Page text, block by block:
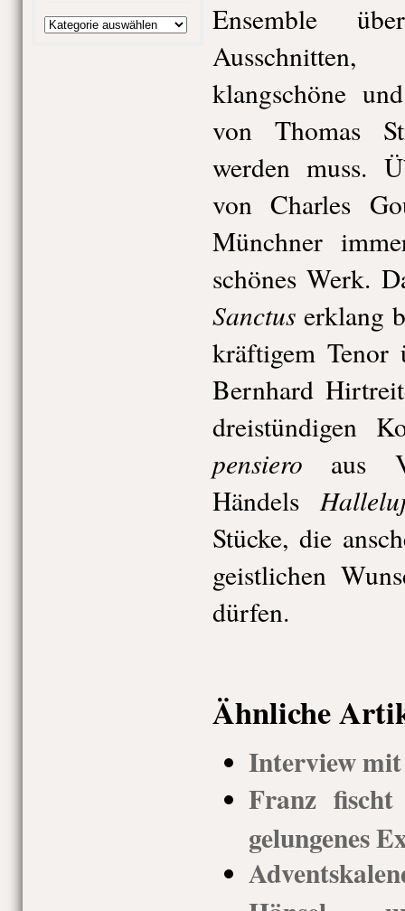
Kategorien
Ensemble
klangschöne
von Thomas
werden muss.
von Charles
Münchner
schönes Werk.
Sanctuserklang
kräftigem Tenor
Bernhard
dreistündigen
pensiero aus
Händels
Stücke, die
geistlichen
dürfen.
Ähnliche
Interview
Franz
gelungenes